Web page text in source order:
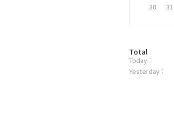
30
31
방
문
자
Total
Today :
Yesterday :